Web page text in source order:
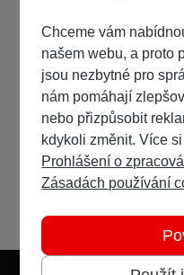
Chceme vám
našem webu, a proto
jsou nezbytné pro
nám pomáhají
nebo přizpůsobit
kdykoli změnit. Více
Prohlášení o
Zásadách používání